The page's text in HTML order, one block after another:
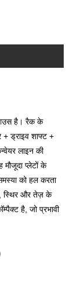
है। रैक के
+ ड्राइव शाफ्ट +
लाइन की
प्लेटों के
को हल करता
स्थिर और तेज़ के
है, जो प्रभावी